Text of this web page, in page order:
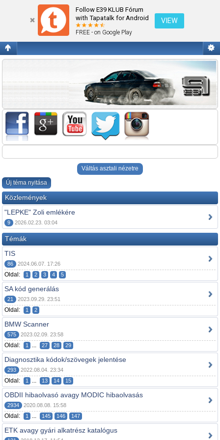
Follow E39 KLUB Fórum
with Tapatalk for Android
FREE - on Google Play
VIEW
OBDII/INPA/DIS
Váltás asztali nézetre
Új téma nyitása
Közlemények
"LEPKE" Zoli emlékére
9 2026.02.23. 03:04
Témák
TIS
86 2024.06.07. 17:26
Oldal: 1 2 3 4 5
SA kód generálás
21 2023.09.29. 23:51
Oldal: 1 2
BMW Scanner
575 2023.02.09. 23:58
Oldal: 1 ... 27 28 29
Diagnosztika kódok/szövegek jelentése
293 2022.08.04. 23:34
Oldal: 1 ... 13 14 15
OBDII hibaolvasó avagy MODIC hibaolvasás
2934 2020.08.08. 15:58
Oldal: 1 ... 145 146 147
ETK avagy gyári alkatrész katalógus